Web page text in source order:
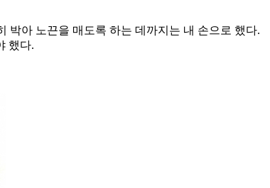
박아 노끈을 매도록 하는 데까지는 내 손으로 했다.
했다.